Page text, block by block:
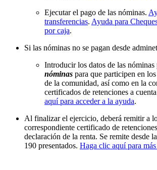
Ejecutar el pago de las nóminas.
transferencias. Ayuda para
por caja.
Si las nóminas no se pagan desde
Introducir los datos de las nóminas
nóminas para que participen en
de la comunidad, así como en la
certificados de retenciones a
aquí para acceder a la ayuda.
Al finalizar el ejercicio, deberá remitir a
correspondiente certificado de
declaración de la renta. Se remite desde
190 presentados. Haga clic aquí para